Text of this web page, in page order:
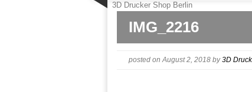
3D Drucker Shop Berlin
IMG_2216
posted on August 2, 2018 by3D